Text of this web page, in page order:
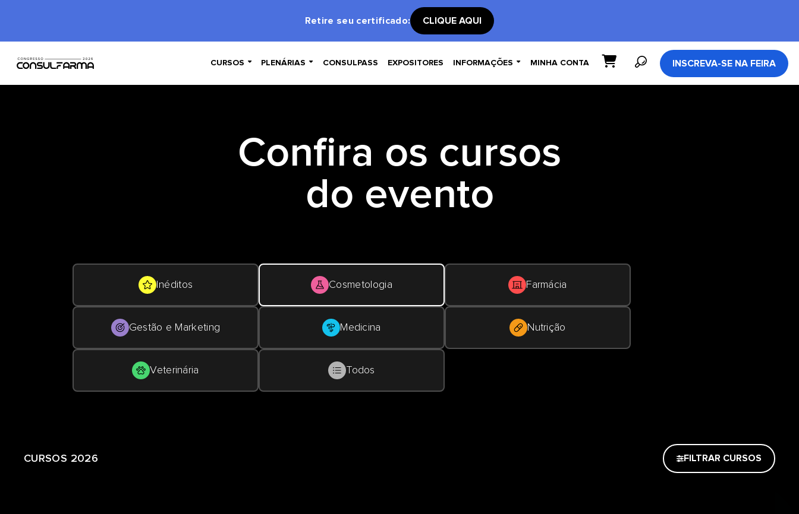
Retire seu certificado: CLIQUE AQUI
CURSOS  PLENÁRIAS  CONSULPASS EXPOSITORES INFORMAÇÕES  MINHA CONTA INSCREVA-SE NA FEIRA
Confira os cursos
do evento
Inéditos Cosmetologia Farmácia
Gestão e Marketing Medicina Nutrição
Veterinária Todos
CURSOS 2026 FILTRAR CURSOS